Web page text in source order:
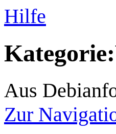
Hilfe
Kategorie:
Aus
Zur